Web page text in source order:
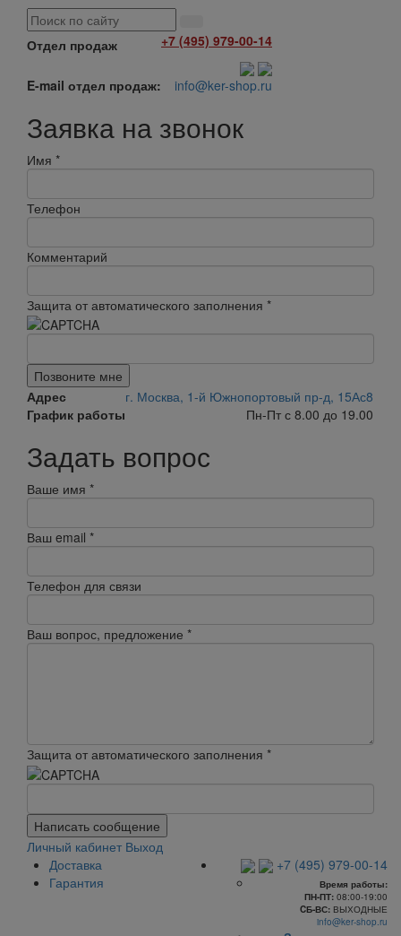
Отдел продаж +7 (495) 979-00-14
E-mail отдел продаж: info@ker-shop.ru
Заявка на звонок
Имя *
Телефон
Комментарий
Защита от автоматического заполнения *
Позвоните мне
Адрес
г. Москва, 1-й Южнопортовый пр-д, 15Ас8
График работы
Пн-Пт с 8.00 до 19.00
Задать вопрос
Ваше имя *
Ваш email *
Телефон для связи
Ваш вопрос, предложение *
Защита от автоматического заполнения *
Написать сообщение
Личный кабинет Выход
Доставка
Гарантия
+7 (495) 979-00-14
Время работы:
ПН-ПТ:08:00-19:00
CБ-ВС:ВЫХОДНЫЕ
info@ker-shop.ru